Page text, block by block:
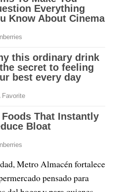
Metro Almacén fortalece
pensado para